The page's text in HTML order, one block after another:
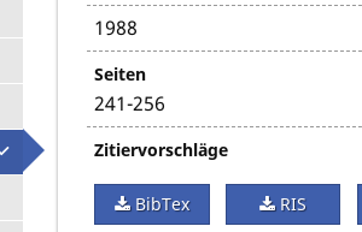
1988
Seiten
241-256
Zitiervorschläge
BibTex RIS